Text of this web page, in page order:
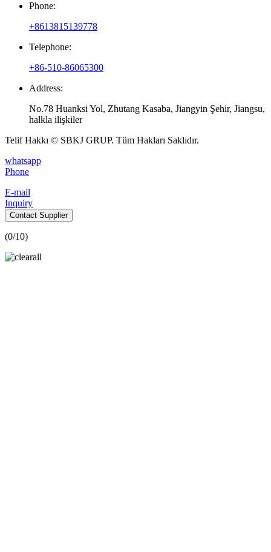
Phone:
+8613815139778
Telephone:
+86-510-86065300
Address:
No.78 Huanksi Yol, Zhutang Kasaba, Jiangyin Şehir, Jiangsu,
halkla ilişkiler
Telif Hakkı © SBKJ GRUP. Tüm Hakları Saklıdır.
whatsapp
Phone
E-mail
Inquiry
Contact Supplier
(0/10)